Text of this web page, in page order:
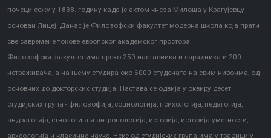
почеци сежу у 1838. годину када је актом кнеза Милоша у Крагујевцу
основан Лицеј. Данас је Филозофски факултет модерна школа која прати
све савремене токове европског академског простора.
Филозофски факултет има преко 250 наставника и сарадника и 200
истраживача, а на њему студира око 6000 студената на свим нивоима, од
основних до докторских студија. Настава се одвија у оквиру десет
студијских група - филозофија, социологија, психологија, педагогија,
андрагогија, етнологија и антропологија, историја, историја уметности,
археологија и класичне науке. Неке од студијских група имају традицију